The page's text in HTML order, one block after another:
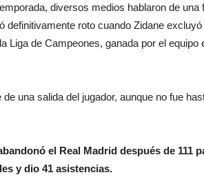
diversos medios hablaron de una
definitivamente roto cuando Zidane
Liga de Campeones, ganada por el equipo
una salida del jugador, aunque no fue
el Real Madrid después de 111
y dio 41 asistencias.